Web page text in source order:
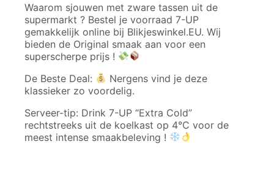
Waarom sjouwen met zware tassen uit de
supermarkt ? Bestel je voorraad 7-UP
gemakkelijk online bij Blikjeswinkel.EU. Wij
bieden de Original smaak aan voor een
superscherpe prijs !
De Beste Deal:
Nergens vind je deze
klassieker zo voordelig.
Serveer-tip: Drink 7-UP “Extra Cold”
rechtstreeks uit de koelkast op 4°C voor de
meest intense smaakbeleving !